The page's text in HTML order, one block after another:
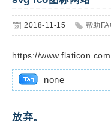
2018-11-15 帮助
https://www.flaticon.com
none
放弃。